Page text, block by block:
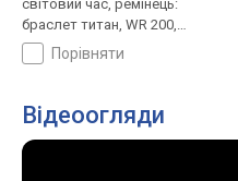
світовий час, ремінець:
браслет титан, WR 200,
Японіяпорівняти
Відеоогляди